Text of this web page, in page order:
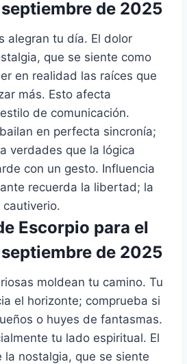
de 2025
alegran tu día. El dolor
que se siente como
en realidad las raíces que
más. Esto afecta
de comunicación.
en perfecta sincronía;
verdades que la lógica
con un gesto. Influencia
recuerda la libertad; la
Escorpio para el
de 2025
moldean tu camino. Tu
el horizonte; comprueba si
o huyes de fantasmas.
tu lado espiritual. El
la nostalgia, que se siente